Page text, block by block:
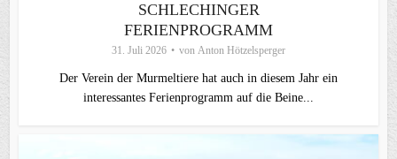
SCHLECHINGER
FERIENPROGRAMM
31. Juli 2026 von Anton Hötzelsperger
Der Verein der Murmeltiere hat auch in diesem Jahr ein
interessantes Ferienprogramm auf die Beine...